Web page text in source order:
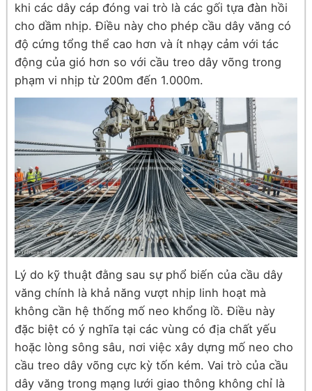
khi các dây cáp đóng vai trò là các gối tựa đàn hồi
cho dầm nhịp. Điều này cho phép cầu dây văng có
độ cứng tổng thể cao hơn và ít nhạy cảm với tác
động của gió hơn so với cầu treo dây võng trong
phạm vi nhịp từ 200m đến 1.000m.
Lý do kỹ thuật đằng sau sự phổ biến của cầu dây
văng chính là khả năng vượt nhịp linh hoạt mà
không cần hệ thống mố neo khổng lồ. Điều này
đặc biệt có ý nghĩa tại các vùng có địa chất yếu
hoặc lòng sông sâu, nơi việc xây dựng mố neo cho
cầu treo dây võng cực kỳ tốn kém. Vai trò của cầu
dây văng trong mạng lưới giao thông không chỉ là